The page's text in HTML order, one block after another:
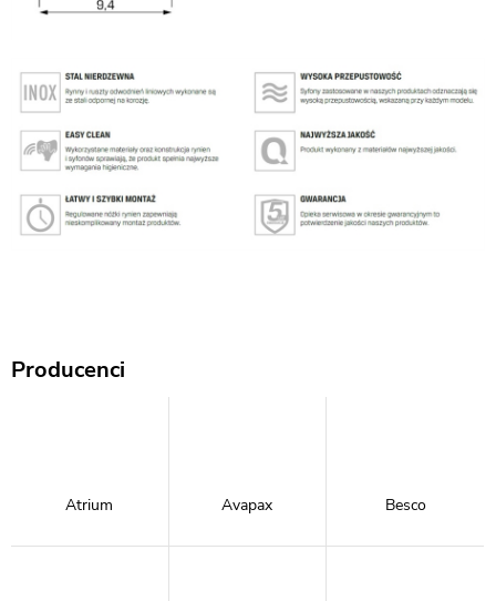
Producenci
Atrium Avapax Besco